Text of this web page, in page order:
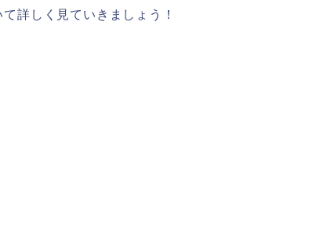
詳しく見ていきましょう！